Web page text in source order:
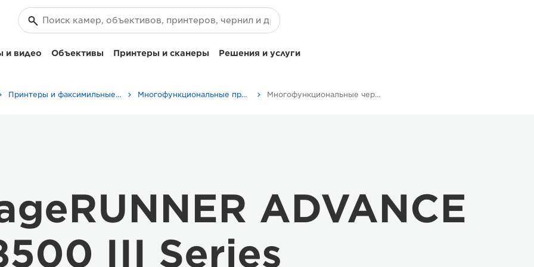
и видео Объективы Принтеры и сканеры Решения и услуги
Принтеры и факсимильные аппараты для бизнеса Многофункциональные принтеры - Принтеры «Все в одном» Многофункциональные черно-белые принтеры
ADVANCE
III Series